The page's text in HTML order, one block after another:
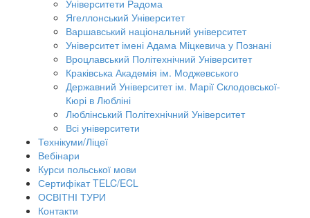
Університети Радома
Ягеллонський Університет
Варшавський національний університет
Університет імені Адама Міцкевича у Познані
Вроцлавський Політехнічний Університет
Краківська Академія ім. Моджевського
Державний Університет ім. Марії Склодовської-
Кюрі в Любліні
Люблінський Політехнічний Університет
Всі університети
Технікуми/Ліцеї
Вебінари
Курси польської мови
Сертифікат TELC/ECL
ОСВІТНІ ТУРИ
Контакти